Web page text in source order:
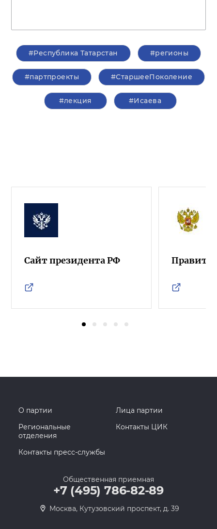
#Республика Татарстан #регионы
#партпроекты #СтаршееПоколение
#лекция #Исаева
Сайт президента РФ
О партии
Лица партии
Региональные
отделения
Контакты ЦИК
Контакты пресс-службы
Общественная приемная
+7 (495) 786-82-89
Москва, Кутузовский проспект, д. 39